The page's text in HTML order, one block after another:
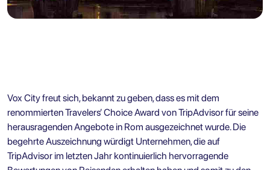
Vox City freut sich, bekannt zu geben, dass es mit dem
renommierten Travelers’ Choice Award von TripAdvisor für seine
herausragenden Angebote in Rom ausgezeichnet wurde. Die
begehrte Auszeichnung würdigt Unternehmen, die auf
TripAdvisor im letzten Jahr kontinuierlich hervorragende